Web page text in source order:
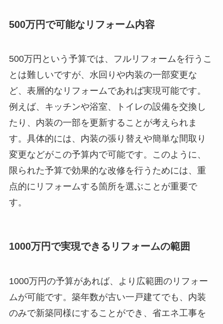
500万円で可能なリフォーム内容
500万円という予算では、フルリフォームを行うこ
とは難しいですが、水回りや内装の一部変更な
ど、表層的なリフォームであれば実現可能です。
例えば、キッチンや浴室、トイレの設備を交換し
たり、内装の一部を更新することが考えられま
す。具体的には、内装の張り替えや簡単な間取り
変更などがこの予算内で可能です。このように、
限られた予算で効果的な改修を行うためには、重
点的にリフォームする箇所を選ぶことが重要で
す。
1000万円で実現できるリフォームの範囲
1000万円の予算があれば、より広範囲のリフォー
ムが可能です。築年数が古い一戸建てでも、内装
のみで新築同様にすることができ、省エネ工事を